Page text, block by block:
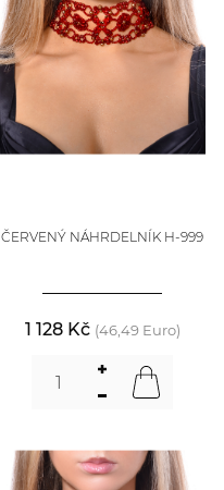
ČERVENÝ NÁHRDELNÍK H-999
1 128 Kč (46,49 Euro)